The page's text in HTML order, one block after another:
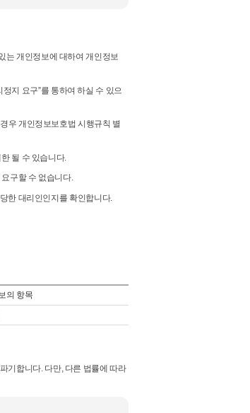
는 개인정보에 대하여 개인정보
지 요구”를 통하여 하실 수 있으
우 개인정보보호법 시행규칙 별
될 수 있습니다.
구할 수 없습니다.
한 대리인인지를 확인합니다.
의 항목
기합니다. 다만, 다른 법률에 따라